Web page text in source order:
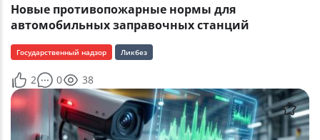
Новые противопожарные нормы для
автомобильных заправочных станций
Государственный надзор Ликбез
2 0 38